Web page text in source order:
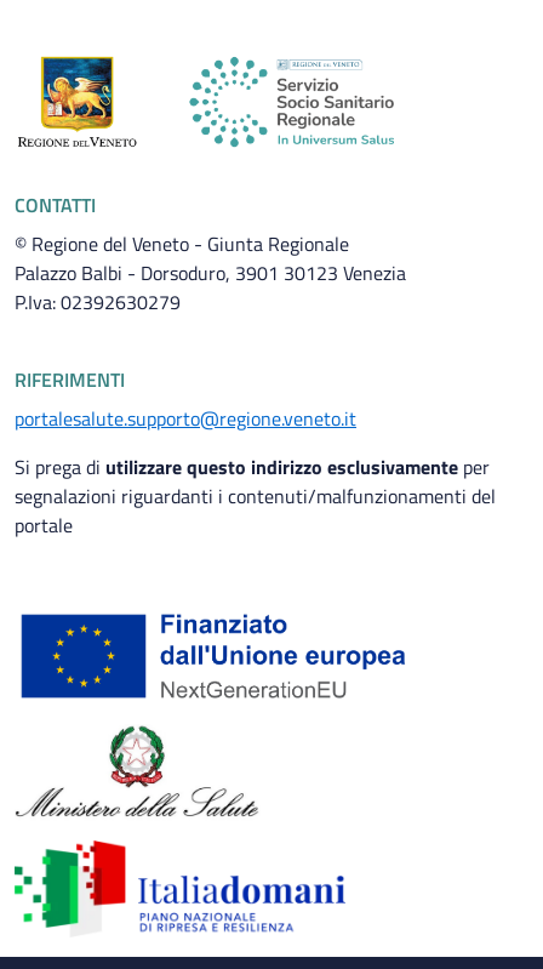
CONTATTI
© Regione del Veneto - Giunta Regionale
Palazzo Balbi - Dorsoduro, 3901 30123 Venezia
P.Iva: 02392630279
RIFERIMENTI
portalesalute.supporto@regione.veneto.it
Si prega di utilizzare questo indirizzo esclusivamente per
segnalazioni riguardanti i contenuti/malfunzionamenti del
portale